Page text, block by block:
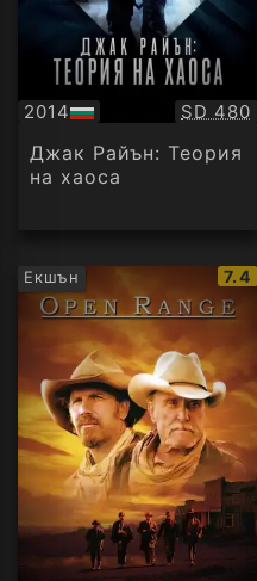
2014
БГ
аудио
SD 480
Джак Райън: Теория
на хаоса
Екшън 7.4